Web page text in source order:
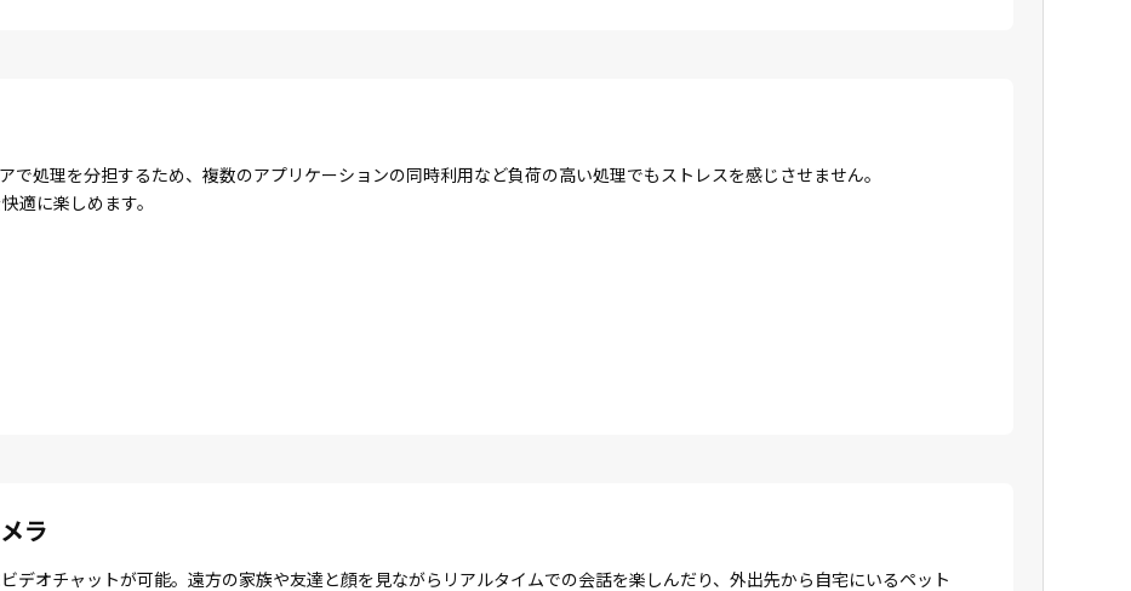
で処理を分担するため、複数のアプリケーションの同時利用など負荷の高い処理でもストレスを感じさせません。
適に楽しめます。
ラ
デオチャットが可能。遠方の家族や友達と顔を見ながらリアルタイムでの会話を楽しんだり、外出先から自宅にいるペット